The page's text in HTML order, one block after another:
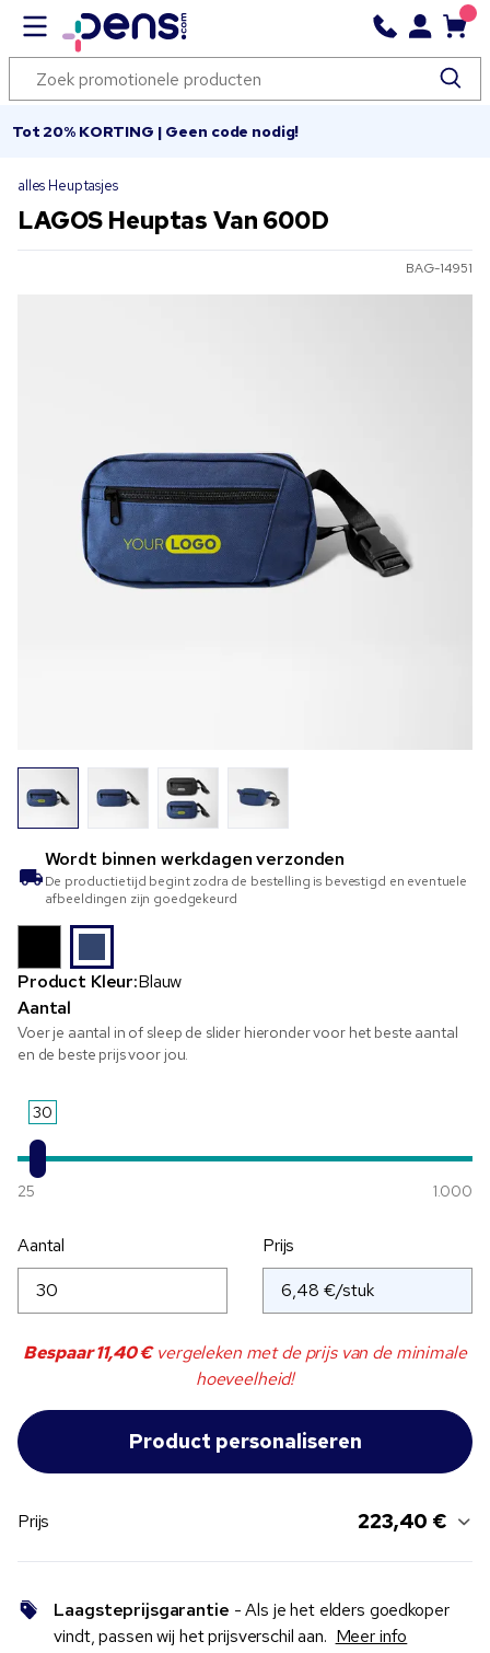
Tot 20% KORTING | Geen code nodig!
alles Heuptasjes
LAGOS Heuptas Van 600D
BAG-14951
Wordt binnen werkdagen verzonden
De productietijd begint zodra de bestelling is bevestigd en eventuele
afbeeldingen zijn goedgekeurd
Product Kleur:Blauw
Aantal
Voer je aantal in of sleep de slider hieronder voor het beste aantal
en de beste prijs voor jou.
30
25 1.000
Aantal Prijs
Bespaar11,40 €vergeleken met de prijs van de minimale
hoeveelheid!
Prijs 223,40 €
Laagsteprijsgarantie - Als je het elders goedkoper
vindt, passen wij het prijsverschil aan. Meer info